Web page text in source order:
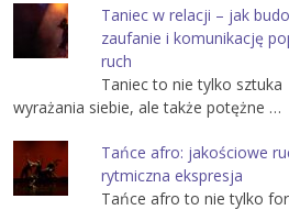
Taniec w relacji – jak
zaufanie i komunikację
ruch
Taniec to nie tylko sztuka
wyrażania siebie, ale także potężne …
Tańce afro: jakościowe
rytmiczna ekspresja
Tańce afro to nie tylko